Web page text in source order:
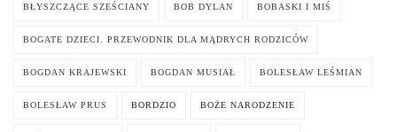
BŁYSZCZĄCE SZEŚCIANY BOB DYLAN BOBASKI I MIŚ
BOGATE DZIECI. PRZEWODNIK DLA MĄDRYCH RODZICÓW
BOGDAN KRAJEWSKI BOGDAN MUSIAŁ BOLESŁAW LEŚMIAN
BOLESŁAW PRUS BORDZIO BOŻE NARODZENIE